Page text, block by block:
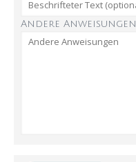
Andere Anweisungen